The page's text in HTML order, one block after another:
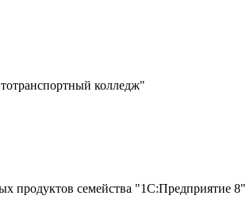
колледж"
продуктов семейства "1С:Предприятие 8"